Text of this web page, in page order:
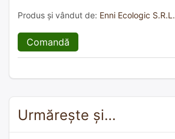
Produs și vândut de: Enni Ecologic S.R.L.
Comandă
Urmărește și…